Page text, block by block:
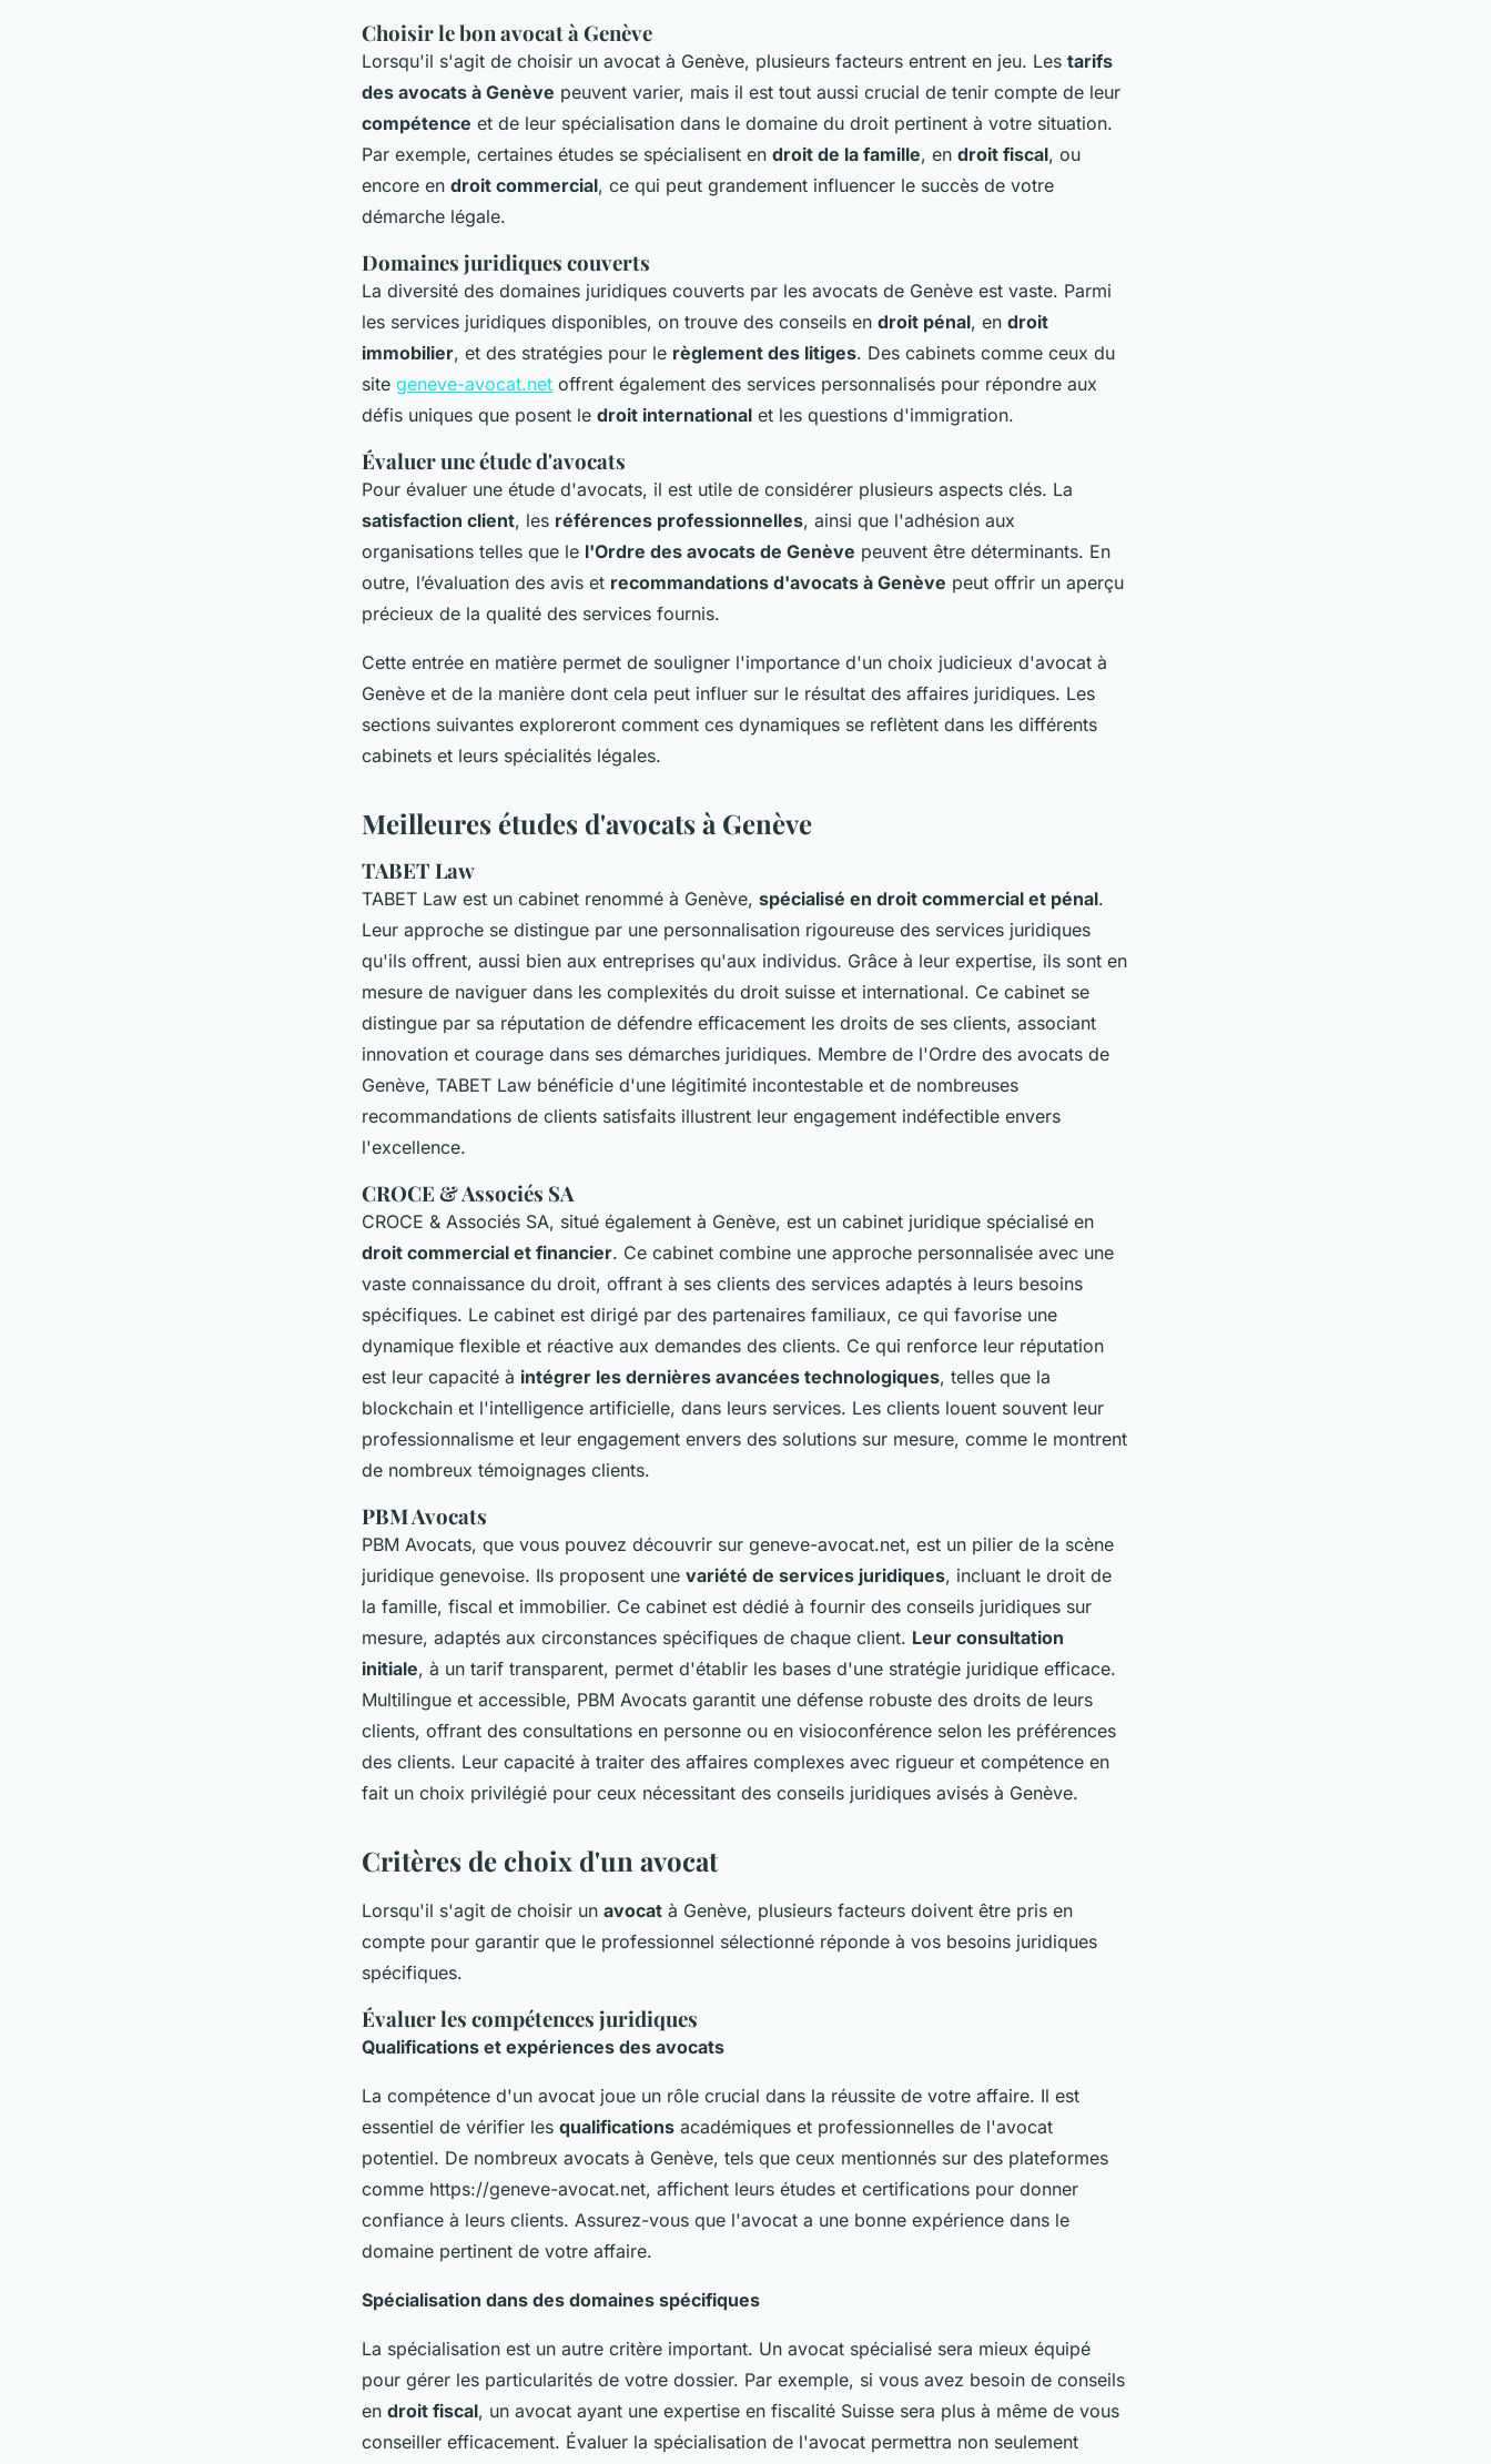
Choisir le bon avocat à Genève
Lorsqu'il s'agit de choisir un avocat à Genève, plusieurs facteurs entrent en jeu. Les tarifs
des avocats à Genève peuvent varier, mais il est tout aussi crucial de tenir compte de leur
compétence et de leur spécialisation dans le domaine du droit pertinent à votre situation.
Par exemple, certaines études se spécialisent en droit de la famille, en droit fiscal, ou
encore en droit commercial, ce qui peut grandement influencer le succès de votre
démarche légale.
Domaines juridiques couverts
La diversité des domaines juridiques couverts par les avocats de Genève est vaste. Parmi
les services juridiques disponibles, on trouve des conseils en droit pénal, en droit
immobilier, et des stratégies pour le règlement des litiges. Des cabinets comme ceux du
site geneve-avocat.net offrent également des services personnalisés pour répondre aux
défis uniques que posent le droit international et les questions d'immigration.
Évaluer une étude d'avocats
Pour évaluer une étude d'avocats, il est utile de considérer plusieurs aspects clés. La
satisfaction client, les références professionnelles, ainsi que l'adhésion aux
organisations telles que le l'Ordre des avocats de Genève peuvent être déterminants. En
outre, l’évaluation des avis et recommandations d'avocats à Genève peut offrir un aperçu
précieux de la qualité des services fournis.
Cette entrée en matière permet de souligner l'importance d'un choix judicieux d'avocat à
Genève et de la manière dont cela peut influer sur le résultat des affaires juridiques. Les
sections suivantes exploreront comment ces dynamiques se reflètent dans les différents
cabinets et leurs spécialités légales.
Meilleures études d'avocats à Genève
TABET Law
TABET Law est un cabinet renommé à Genève, spécialisé en droit commercial et pénal.
Leur approche se distingue par une personnalisation rigoureuse des services juridiques
qu'ils offrent, aussi bien aux entreprises qu'aux individus. Grâce à leur expertise, ils sont en
mesure de naviguer dans les complexités du droit suisse et international. Ce cabinet se
distingue par sa réputation de défendre efficacement les droits de ses clients, associant
innovation et courage dans ses démarches juridiques. Membre de l'Ordre des avocats de
Genève, TABET Law bénéficie d'une légitimité incontestable et de nombreuses
recommandations de clients satisfaits illustrent leur engagement indéfectible envers
l'excellence.
CROCE & Associés SA
CROCE & Associés SA, situé également à Genève, est un cabinet juridique spécialisé en
droit commercial et financier. Ce cabinet combine une approche personnalisée avec une
vaste connaissance du droit, offrant à ses clients des services adaptés à leurs besoins
spécifiques. Le cabinet est dirigé par des partenaires familiaux, ce qui favorise une
dynamique flexible et réactive aux demandes des clients. Ce qui renforce leur réputation
est leur capacité à intégrer les dernières avancées technologiques, telles que la
blockchain et l'intelligence artificielle, dans leurs services. Les clients louent souvent leur
professionnalisme et leur engagement envers des solutions sur mesure, comme le montrent
de nombreux témoignages clients.
PBM Avocats
PBM Avocats, que vous pouvez découvrir sur geneve-avocat.net, est un pilier de la scène
juridique genevoise. Ils proposent une variété de services juridiques, incluant le droit de
la famille, fiscal et immobilier. Ce cabinet est dédié à fournir des conseils juridiques sur
mesure, adaptés aux circonstances spécifiques de chaque client. Leur consultation
initiale, à un tarif transparent, permet d'établir les bases d'une stratégie juridique efficace.
Multilingue et accessible, PBM Avocats garantit une défense robuste des droits de leurs
clients, offrant des consultations en personne ou en visioconférence selon les préférences
des clients. Leur capacité à traiter des affaires complexes avec rigueur et compétence en
fait un choix privilégié pour ceux nécessitant des conseils juridiques avisés à Genève.
Critères de choix d'un avocat
Lorsqu'il s'agit de choisir un avocat à Genève, plusieurs facteurs doivent être pris en
compte pour garantir que le professionnel sélectionné réponde à vos besoins juridiques
spécifiques.
Évaluer les compétences juridiques
Qualifications et expériences des avocats
La compétence d'un avocat joue un rôle crucial dans la réussite de votre affaire. Il est
essentiel de vérifier les qualifications académiques et professionnelles de l'avocat
potentiel. De nombreux avocats à Genève, tels que ceux mentionnés sur des plateformes
comme https://geneve-avocat.net, affichent leurs études et certifications pour donner
confiance à leurs clients. Assurez-vous que l'avocat a une bonne expérience dans le
domaine pertinent de votre affaire.
Spécialisation dans des domaines spécifiques
La spécialisation est un autre critère important. Un avocat spécialisé sera mieux équipé
pour gérer les particularités de votre dossier. Par exemple, si vous avez besoin de conseils
en droit fiscal, un avocat ayant une expertise en fiscalité Suisse sera plus à même de vous
conseiller efficacement. Évaluer la spécialisation de l'avocat permettra non seulement